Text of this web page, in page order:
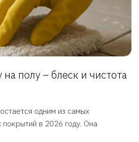
полу – блеск и чистота
одним из самых
покрытий в 2026 году. Она